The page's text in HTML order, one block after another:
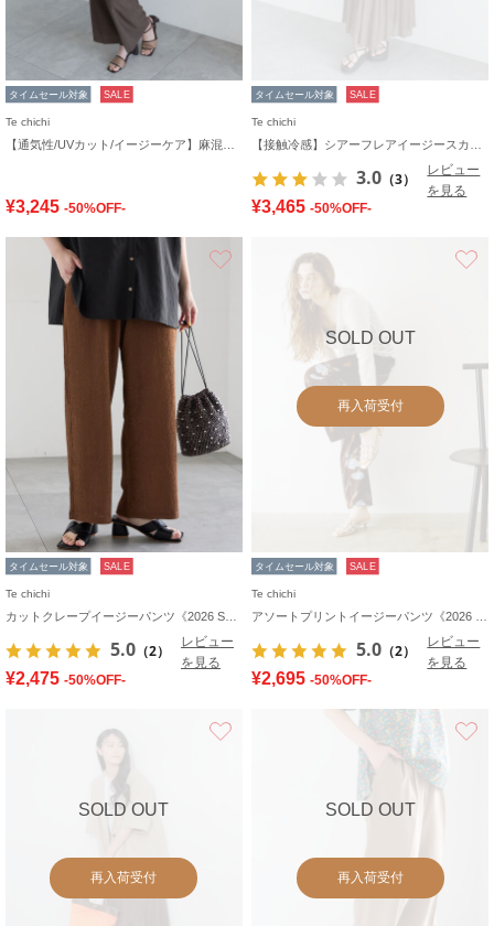
タイムセール対象 SALE
Te chichi
¥3,245 -50%OFF-
タイムセール対象 SALE
Te chichi
3.0 （3）
レビュー
を見る
¥3,465 -50%OFF-
タイムセール対象 SALE
Te chichi
5.0 （2）
レビュー
を見る
¥2,475 -50%OFF-
SOLD OUT
再入荷受付
タイムセール対象 SALE
Te chichi
5.0 （2）
レビュー
を見る
¥2,695 -50%OFF-
SOLD OUT
再入荷受付
SOLD OUT
再入荷受付